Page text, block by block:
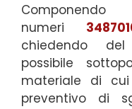
numeri
chiedendo del
possibile
materiale di
preventivo di